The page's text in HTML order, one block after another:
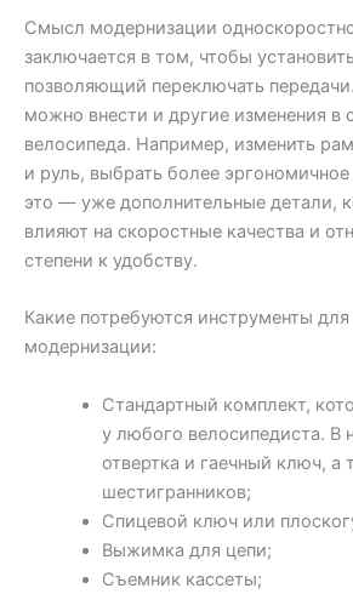
Смысл модернизации
заключается в том, чтобы
позволяющий переключать
можно внести и другие изменения в
велосипеда. Например, изменить
и руль, выбрать более
это — уже дополнительные детали,
влияют на скоростные качества и
степени к удобству.
Какие потребуются инструменты
модернизации:
Стандартный комплект,
у любого велосипедиста. В
отвертка и гаечный ключ, а
шестигранников;
Спицевой ключ или
Выжимка для цепи;
Съемник кассеты;